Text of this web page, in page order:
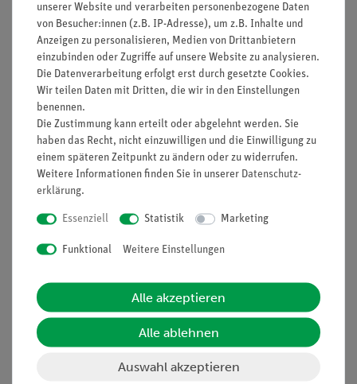
Es soll demonstriert werden, dass ein Kondensator einen
Wechselstromkreis nicht unterbricht.
Vorteile
Keine zusätzlichen Kabelverbindungen zwischen den
Bausteinen nötig - übersichtlicherer und schnellerer
Aufbau
Kontaktsicherheit durch puzzelartig verzahnbare
Bausteine
Ober- und reelle Bauteile auf der Unterseite sichtbar
Lieferumfang
Media / Downloads
unserer Website und verarbeiten personenbezogene Daten
von Besucher:innen (z.B. IP-Adresse), um z.B. Inhalte und
Anzeigen zu personalisieren, Medien von Drittanbietern
einzubinden oder Zugriffe auf unsere Website zu analysieren.
Die Datenverarbeitung erfolgt erst durch gesetzte Cookies.
Wir teilen Daten mit Dritten, die wir in den Einstellungen
benennen.
Die Zustimmung kann erteilt oder abgelehnt werden. Sie
haben das Recht, nicht einzuwilligen und die Einwilligung zu
einem späteren Zeitpunkt zu ändern oder zu widerrufen.
Weitere Informationen finden Sie in unserer Daten­schutz­
erklärung.
Essenziell Statistik Marketing
Funktional Weitere Einstellungen
Alle akzeptieren
Alle ablehnen
Auswahl akzeptieren